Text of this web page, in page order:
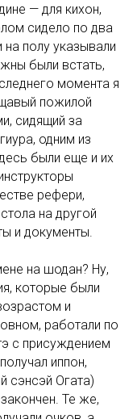
— для кихон,
сидело по два
полу указывали
были встать,
момента я
пожилой
сидящий за
одним из
были еще и их
рефери,
на другой
и документы.
на шодан? Ну,
которые были
и
работали по
с присуждением
иппон,
сэнсэй Огата)
Те же,